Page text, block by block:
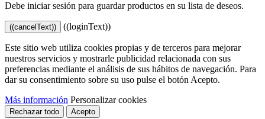
Debe iniciar sesión para guardar productos en su lista de deseos.
((cancelText)) ((loginText))
Este sitio web utiliza cookies propias y de terceros para mejorar
nuestros servicios y mostrarle publicidad relacionada con sus
preferencias mediante el análisis de sus hábitos de navegación. Para
dar su consentimiento sobre su uso pulse el botón Acepto.
Más información Personalizar cookies
Rechazar todo Acepto